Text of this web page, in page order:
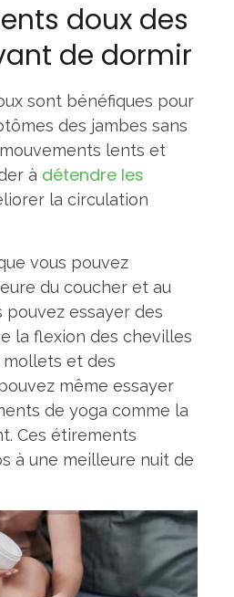
doux des
de dormir
sont bénéfiques pour
des jambes sans
lents et
à détendre les
la circulation
vous pouvez
du coucher et au
pouvez essayer des
la flexion des chevilles
mollets et des
même essayer
de yoga comme la
Ces étirements
à une meilleure nuit de